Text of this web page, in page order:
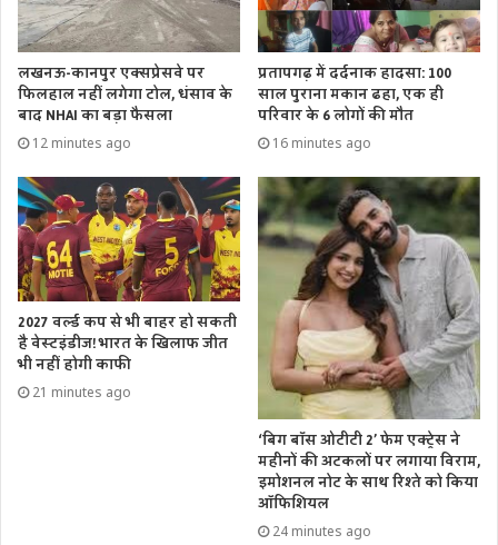
लखनऊ-कानपुर एक्सप्रेसवे पर
फिलहाल नहीं लगेगा टोल, धंसाव के
बाद NHAI का बड़ा फैसला
12 minutes ago
प्रतापगढ़ में दर्दनाक हादसा: 100
साल पुराना मकान ढहा, एक ही
परिवार के 6 लोगों की मौत
16 minutes ago
2027 वर्ल्ड कप से भी बाहर हो सकती
है वेस्टइंडीज! भारत के खिलाफ जीत
भी नहीं होगी काफी
21 minutes ago
‘बिग बॉस ओटीटी 2’ फेम एक्ट्रेस ने
महीनों की अटकलों पर लगाया विराम,
इमोशनल नोट के साथ रिश्ते को किया
ऑफिशियल
24 minutes ago